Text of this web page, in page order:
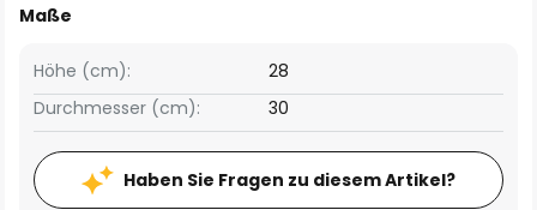
Maße
Höhe (cm):
28
Durchmesser (cm):
30
Haben Sie Fragen zu diesem Artikel?